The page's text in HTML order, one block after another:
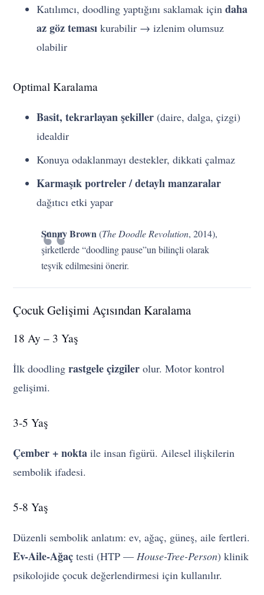
Katılımcı, doodling yaptığını saklamak içindaha
az göz teması kurabilir → izlenim olumsuz
olabilir
Optimal Karalama
Basit, tekrarlayan şekiller (daire, dalga, çizgi)
idealdir
Konuya odaklanmayı destekler, dikkati çalmaz
Karmaşık portreler / detaylı manzaralar
dağıtıcı etki yapar
Sunny Brown(The Doodle Revolution, 2014),
şirketlerde “doodling pause”un bilinçli olarak
teşvik edilmesini önerir.
Çocuk Gelişimi Açısından Karalama
18 Ay – 3 Yaş
İlk doodlingrastgele çizgiler olur. Motor kontrol
gelişimi.
3-5 Yaş
Çember + nokta ile insan figürü. Ailesel ilişkilerin
sembolik ifadesi.
5-8 Yaş
Düzenli sembolik anlatım: ev, ağaç, güneş, aile fertleri.
Ev-Aile-Ağaç testi (HTP — House-Tree-Person) klinik
psikolojide çocuk değerlendirmesi için kullanılır.